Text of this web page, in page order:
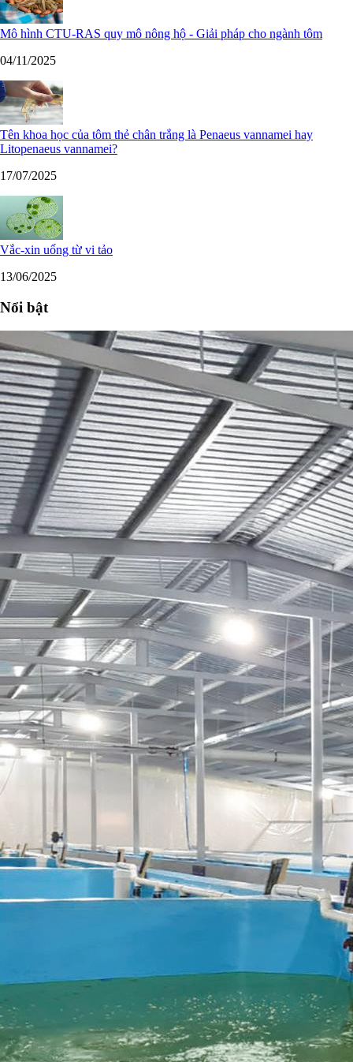
Mô hình CTU-RAS quy mô nông hộ - Giải pháp cho ngành tôm
04/11/2025
Tên khoa học của tôm thẻ chân trắng là Penaeus vannamei hay
Litopenaeus vannamei?
17/07/2025
Vắc-xin uống từ vi tảo
13/06/2025
Nổi bật